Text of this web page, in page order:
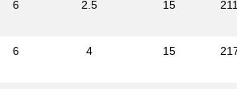
6 2.5 15
6 4 15